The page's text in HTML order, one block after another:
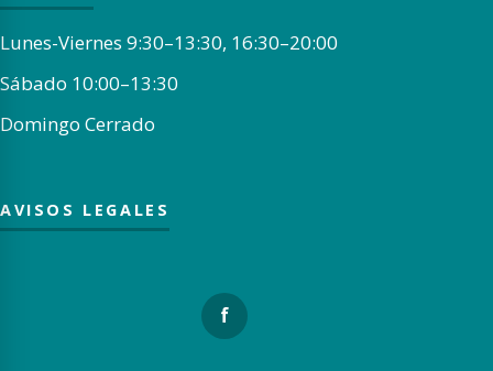
Lunes-Viernes 9:30–13:30, 16:30–20:00
Sábado 10:00–13:30
Domingo Cerrado
AVISOS LEGALES
f